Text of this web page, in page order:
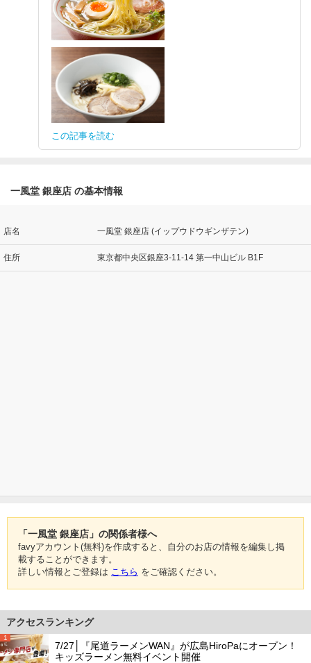
この記事を読む
一風堂 銀座店 の基本情報
店名 一風堂 銀座店 (イップウドウギンザテン)
住所 東京都中央区銀座3-11-14 第一中山ビル B1F
「一風堂 銀座店」の関係者様へ
favyアカウント(無料)を作成すると、自分のお店の情報を編集し掲
載することができます。
詳しい情報とご登録は こちら をご確認ください。
アクセスランキング
1
7/27│『尾道ラーメンWAN』が広島HiroPaにオープン！
キッズラーメン無料イベント開催